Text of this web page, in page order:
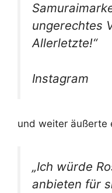
ungerechtes
Allerletzte!“
Instagram
und weiter äußerte
„Ich würde
anbieten für